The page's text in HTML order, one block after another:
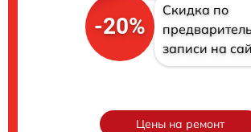
-20%
Скидка по
записи на
Цены на ремонт